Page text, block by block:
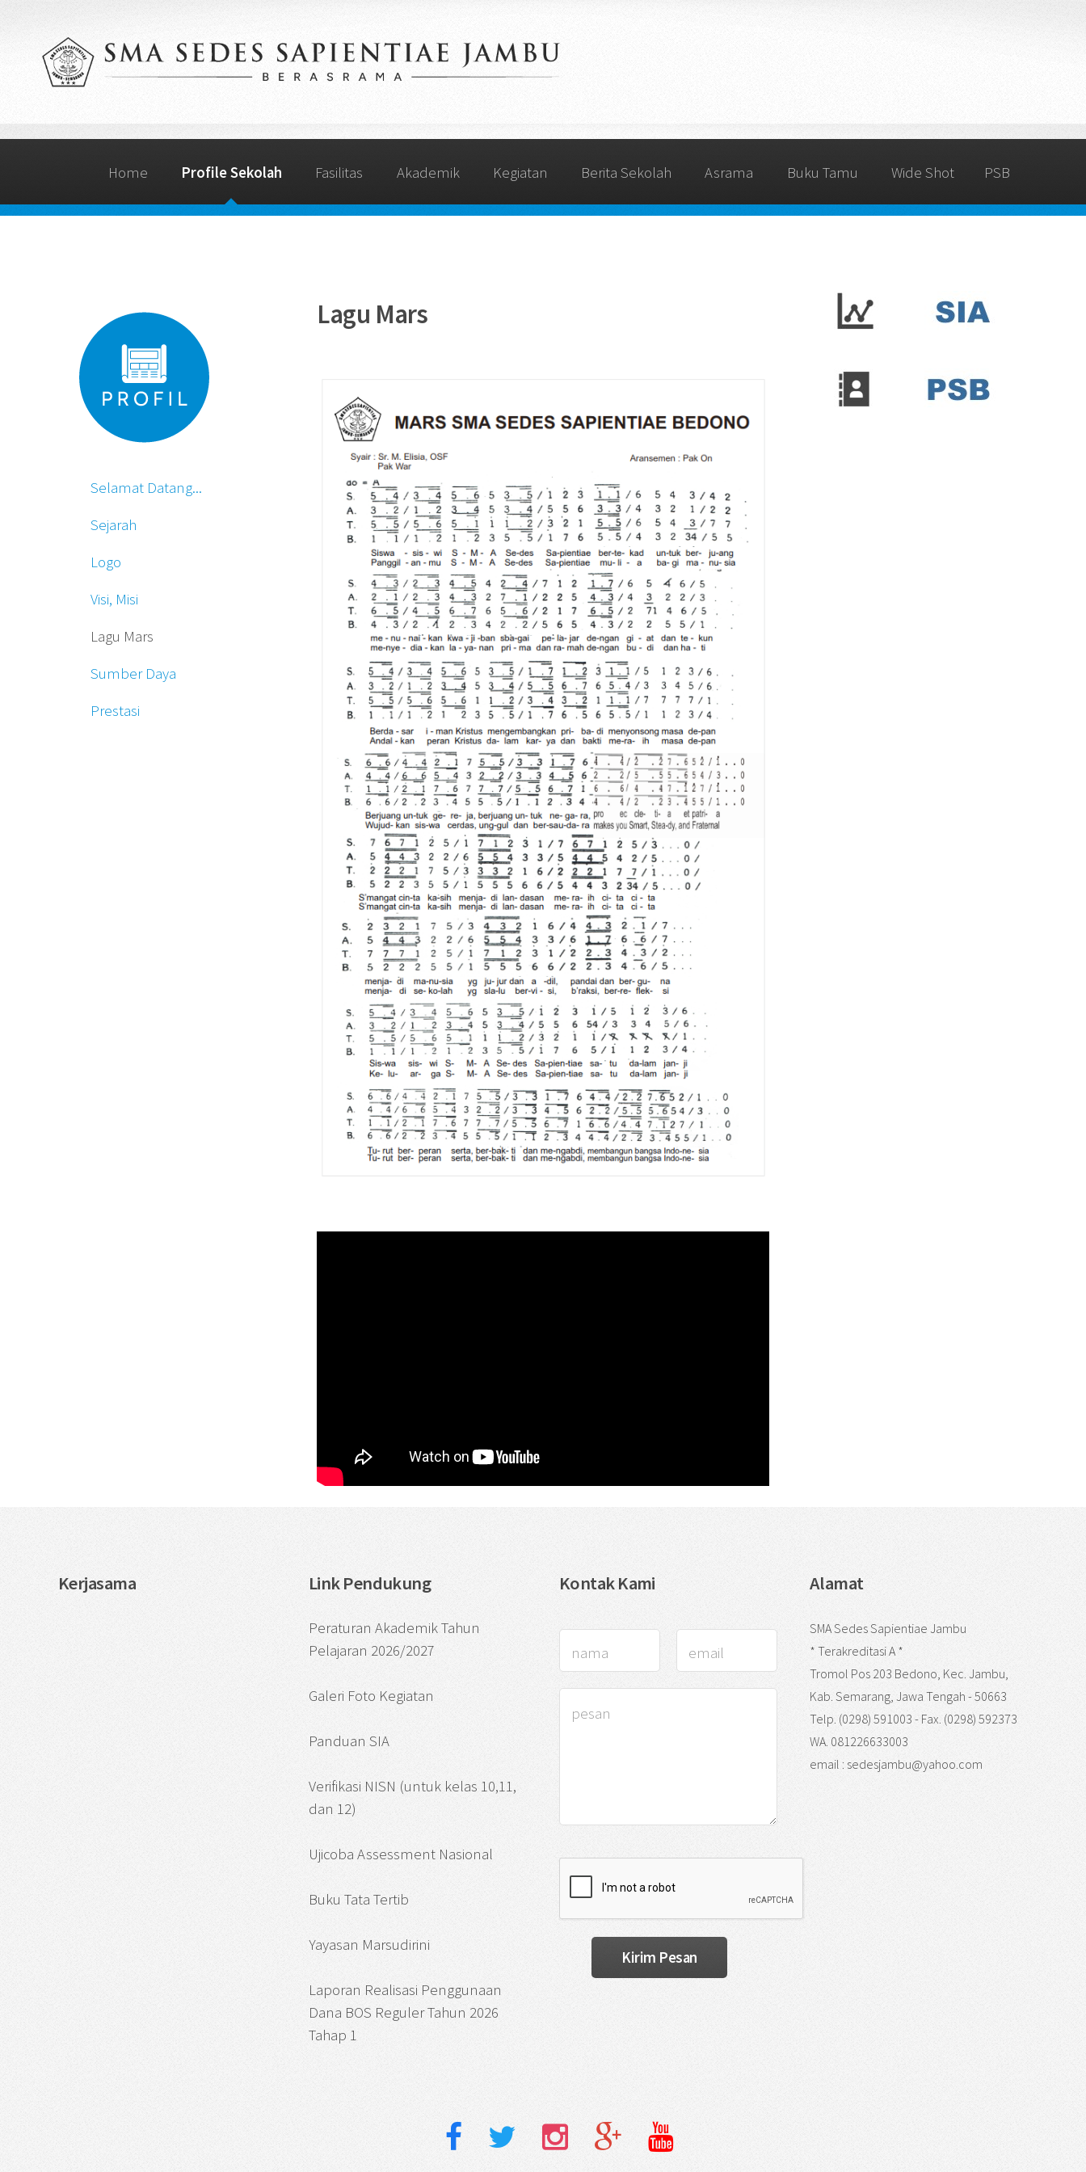
Home Profile Sekolah Fasilitas Akademik Kegiatan Berita Sekolah Asrama Buku Tamu Wide Shot PSB
Selamat Datang...
Sejarah
Logo
Visi, Misi
Lagu Mars
Sumber Daya
Prestasi
Lagu Mars
Kerjasama Link Pendukung
Peraturan Akademik Tahun
Pelajaran 2026/2027
Galeri Foto Kegiatan
Panduan SIA
Verifikasi NISN (untuk kelas 10,11,
dan 12)
Ujicoba Assessment Nasional
Buku Tata Tertib
Yayasan Marsudirini
Laporan Realisasi Penggunaan
Dana BOS Reguler Tahun 2026
Tahap 1
Kontak Kami Alamat
SMA Sedes Sapientiae Jambu
* Terakreditasi A *
Tromol Pos 203 Bedono, Kec. Jambu,
Kab. Semarang, Jawa Tengah - 50663
Telp. (0298) 591003 - Fax. (0298) 592373
WA. 081226633003
email : sedesjambu@yahoo.com